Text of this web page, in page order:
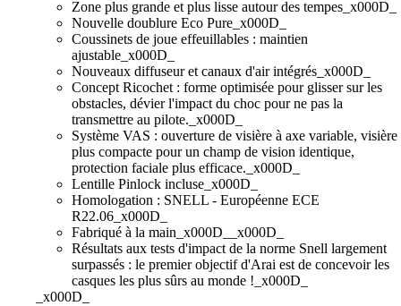
Zone plus grande et plus lisse autour des tempes_x000D_
Nouvelle doublure Eco Pure_x000D_
Coussinets de joue effeuillables : maintien
ajustable_x000D_
Nouveaux diffuseur et canaux d'air intégrés_x000D_
Concept Ricochet : forme optimisée pour glisser sur les
obstacles, dévier l'impact du choc pour ne pas la
transmettre au pilote._x000D_
Système VAS : ouverture de visière à axe variable, visière
plus compacte pour un champ de vision identique,
protection faciale plus efficace._x000D_
Lentille Pinlock incluse_x000D_
Homologation : SNELL - Européenne ECE
R22.06_x000D_
Fabriqué à la main_x000D__x000D_
Résultats aux tests d'impact de la norme Snell largement
surpassés : le premier objectif d'Arai est de concevoir les
casques les plus sûrs au monde !_x000D_
_x000D_